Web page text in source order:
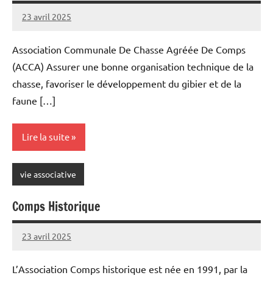
23 avril 2025
Sylviane
Aucun
Association Communale De Chasse Agréée De Comps
(ACCA) Assurer une bonne organisation technique de la
chasse, favoriser le développement du gibier et de la
faune […]
Lire la suite
vie associative
Comps Historique
23 avril 2025
Sylviane
Aucun
L’Association Comps historique est née en 1991, par la